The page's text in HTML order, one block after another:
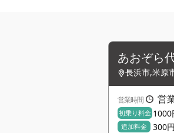
あおぞら
長浜市,米原
営業時間 営
初乗り料金 1000
追加料金 300